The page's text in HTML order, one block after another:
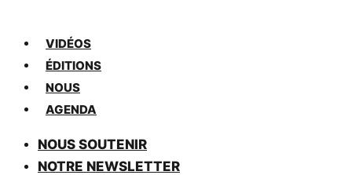
VIDÉOS
ÉDITIONS
NOUS
AGENDA
NOUS SOUTENIR
NOTRE NEWSLETTER